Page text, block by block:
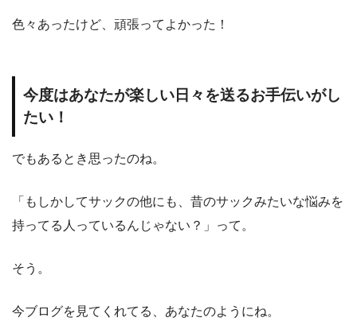
色々あったけど、頑張ってよかった！
今度はあなたが楽しい日々を送るお手伝いがし
たい！
でもあるとき思ったのね。
「もしかしてサックの他にも、昔のサックみたいな悩みを
持ってる人っているんじゃない？」って。
そう。
今ブログを見てくれてる、あなたのようにね。